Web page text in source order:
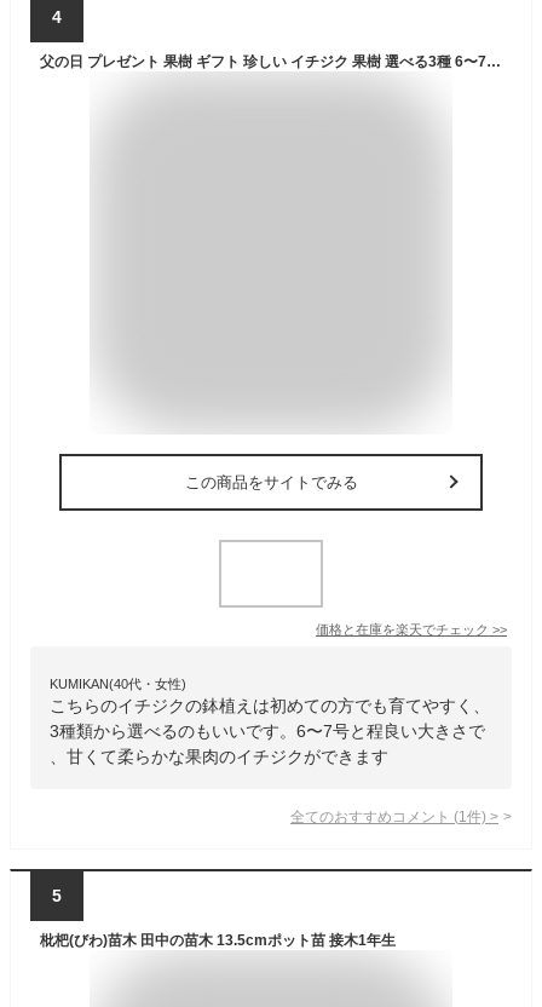
4
父の日 プレゼント 果樹 ギフト 珍しい イチジク 果樹 選べる3種 6〜7号 鉢植え【父の日期間6月16日〜6月21日 地域限定送料無料】白イチジク ホワイトスキア バローネ 60代 70代 80代 鉢 義父 父 お父さん 木 いちじく 無花果 お祝い 贈り物 花 2026fd
この商品をサイトでみる
価格と在庫を楽天でチェック >>
KUMIKAN(40代・女性)
こちらのイチジクの鉢植えは初めての方でも育てやすく、
3種類から選べるのもいいです。6〜7号と程良い大きさで
、甘くて柔らかな果肉のイチジクができます
全てのおすすめコメント (1 件) >
5
枇杷(びわ)苗木 田中の苗木 13.5cmポット苗 接木1年生